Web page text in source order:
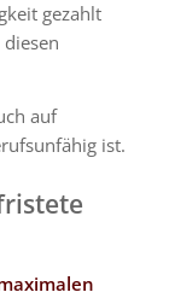
gezahlt
auf
ist.